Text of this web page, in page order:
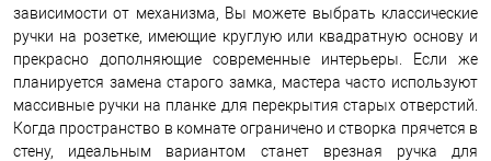
зависимости от механизма, Вы можете выбрать классические
ручки на розетке, имеющие круглую или квадратную основу и
прекрасно дополняющие современные интерьеры. Если же
планируется замена старого замка, мастера часто используют
массивные ручки на планке для перекрытия старых отверстий.
Когда пространство в комнате ограничено и створка прячется в
стену, идеальным вариантом станет врезная ручка для